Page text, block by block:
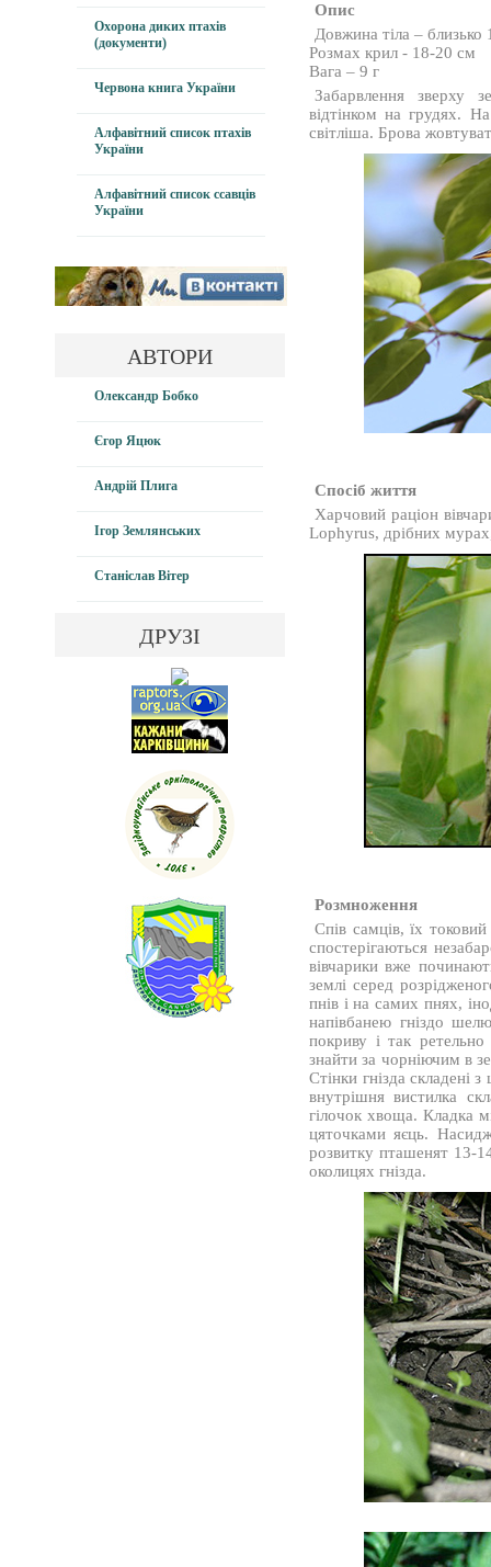
Охорона диких птахів
(документи)
Червона книга України
Алфавітний список птахів
України
Алфавітний список ссавців
України
АВТОРИ
Олександр Бобко
Єгор Яцюк
Андрій Плига
Ігор Землянських
Станіслав Вітер
ДРУЗІ
Опис
Довжина тіла – близько
Розмах крил - 18-20 см
Вага – 9 г
Забарвлення зверху
відтінком на грудях.
світліша. Брова
Спосіб життя
Харчовий раціон
Lophyrus, дрібних
Розмноження
Спів самців, їх
спостерігаються
вівчарики вже
землі серед
пнів і на самих пнях,
напівбанею гніздо
покриву і так
знайти за чорніючим в
Стінки гнізда складені
внутрішня вистилка
гілочок хвоща. Кладка
цяточками яєць.
розвитку пташенят 13-
околицях гнізда.